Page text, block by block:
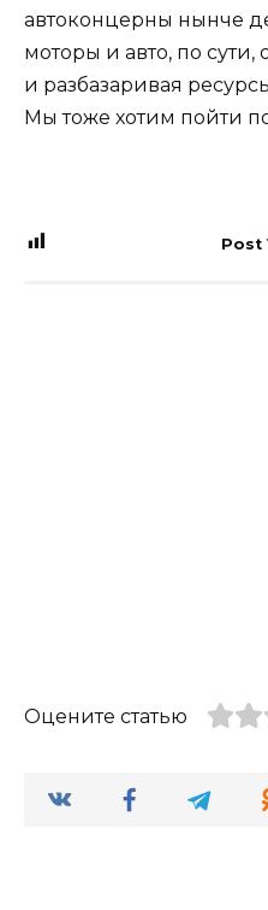
автоконцерны нынче
моторы и авто, по
и разбазаривая
Мы тоже хотим пойти
Post
Оцените статью